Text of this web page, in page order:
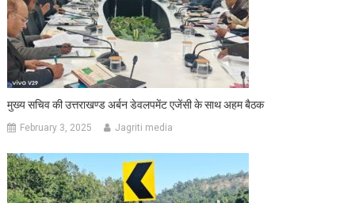
मुख्य सचिव की उत्तराखण्ड अर्बन डेवलपमेंट एजेंसी के साथ अहम बैठक
February 3, 2025 Jagriti media